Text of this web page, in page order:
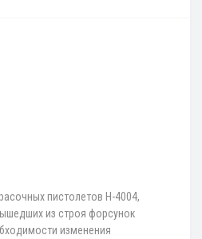
пистолетов H-4004,
из строя форсунок
изменения